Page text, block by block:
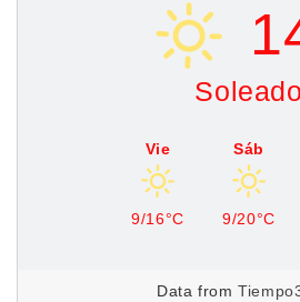
Soleado
Vie
9/16°C
Sáb
9/20°C
Data from